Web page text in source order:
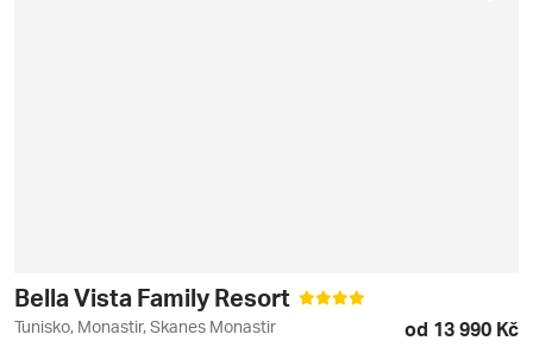
Bella Vista Family Resort
Tunisko, Monastir, Skanes Monastir od 13 990 Kč